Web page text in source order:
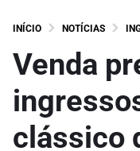
INÍCIO NOTÍCIAS
Venda
clássico